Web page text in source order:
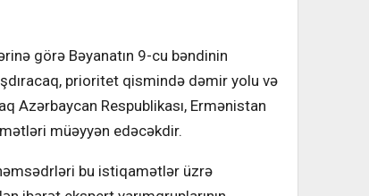
görə Bəyanatın 9-cu bəndinin
prioritet qismində dəmir yolu və
Azərbaycan Respublikası, Ermənistan
müəyyən edəcəkdir.
bu istiqamətlər üzrə